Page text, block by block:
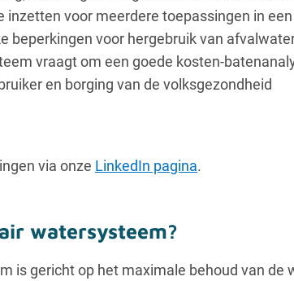
inzetten voor meerdere toepassingen in
beperkingen voor hergebruik van
vraagt om een goede kosten-
en borging van de volksgezondheid
via onze LinkedIn pagina.
watersysteem?
is gericht op het maximale behoud van de